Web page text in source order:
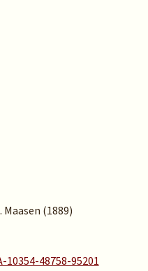
Maasen (1889)
48758-95201